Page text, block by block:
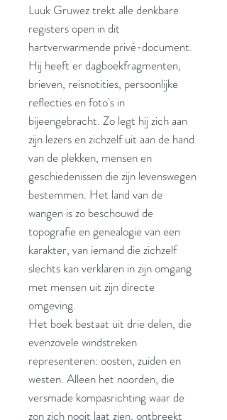
Luuk Gruwez trekt alle denkbare
registers open in dit
hartverwarmende privé-document.
Hij heeft er dagboekfragmenten,
brieven, reisnotities, persoonlijke
reflecties en foto's in
bijeengebracht. Zo legt hij zich aan
zijn lezers en zichzelf uit aan de hand
van de plekken, mensen en
geschiedenissen die zijn levenswegen
bestemmen. Het land van de
wangen is zo beschouwd de
topografie en genealogie van een
karakter, van iemand die zichzelf
slechts kan verklaren in zijn omgang
met mensen uit zijn directe
omgeving.
Het boek bestaat uit drie delen, die
evenzovele windstreken
representeren: oosten, zuiden en
westen. Alleen het noorden, die
versmade kompasrichting waar de
zon zich nooit laat zien, ontbreekt